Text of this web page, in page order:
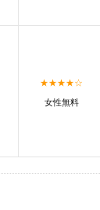
★★★★☆
女性無料